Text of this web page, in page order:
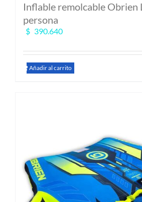
Inflable remolcable Obrien
persona
$ 390.640
Añadir al carrito